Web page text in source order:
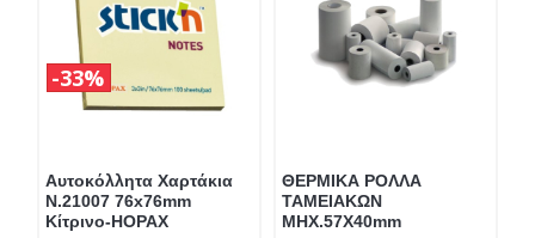
Αυτοκόλλητα Χαρτάκια
N.21007 76x76mm
Κίτρινο-HOPAX
33%
ΘΕΡΜΙΚΑ ΡΟΛΛΑ
ΤΑΜΕΙΑΚΩΝ
ΜΗΧ.57Χ40mm